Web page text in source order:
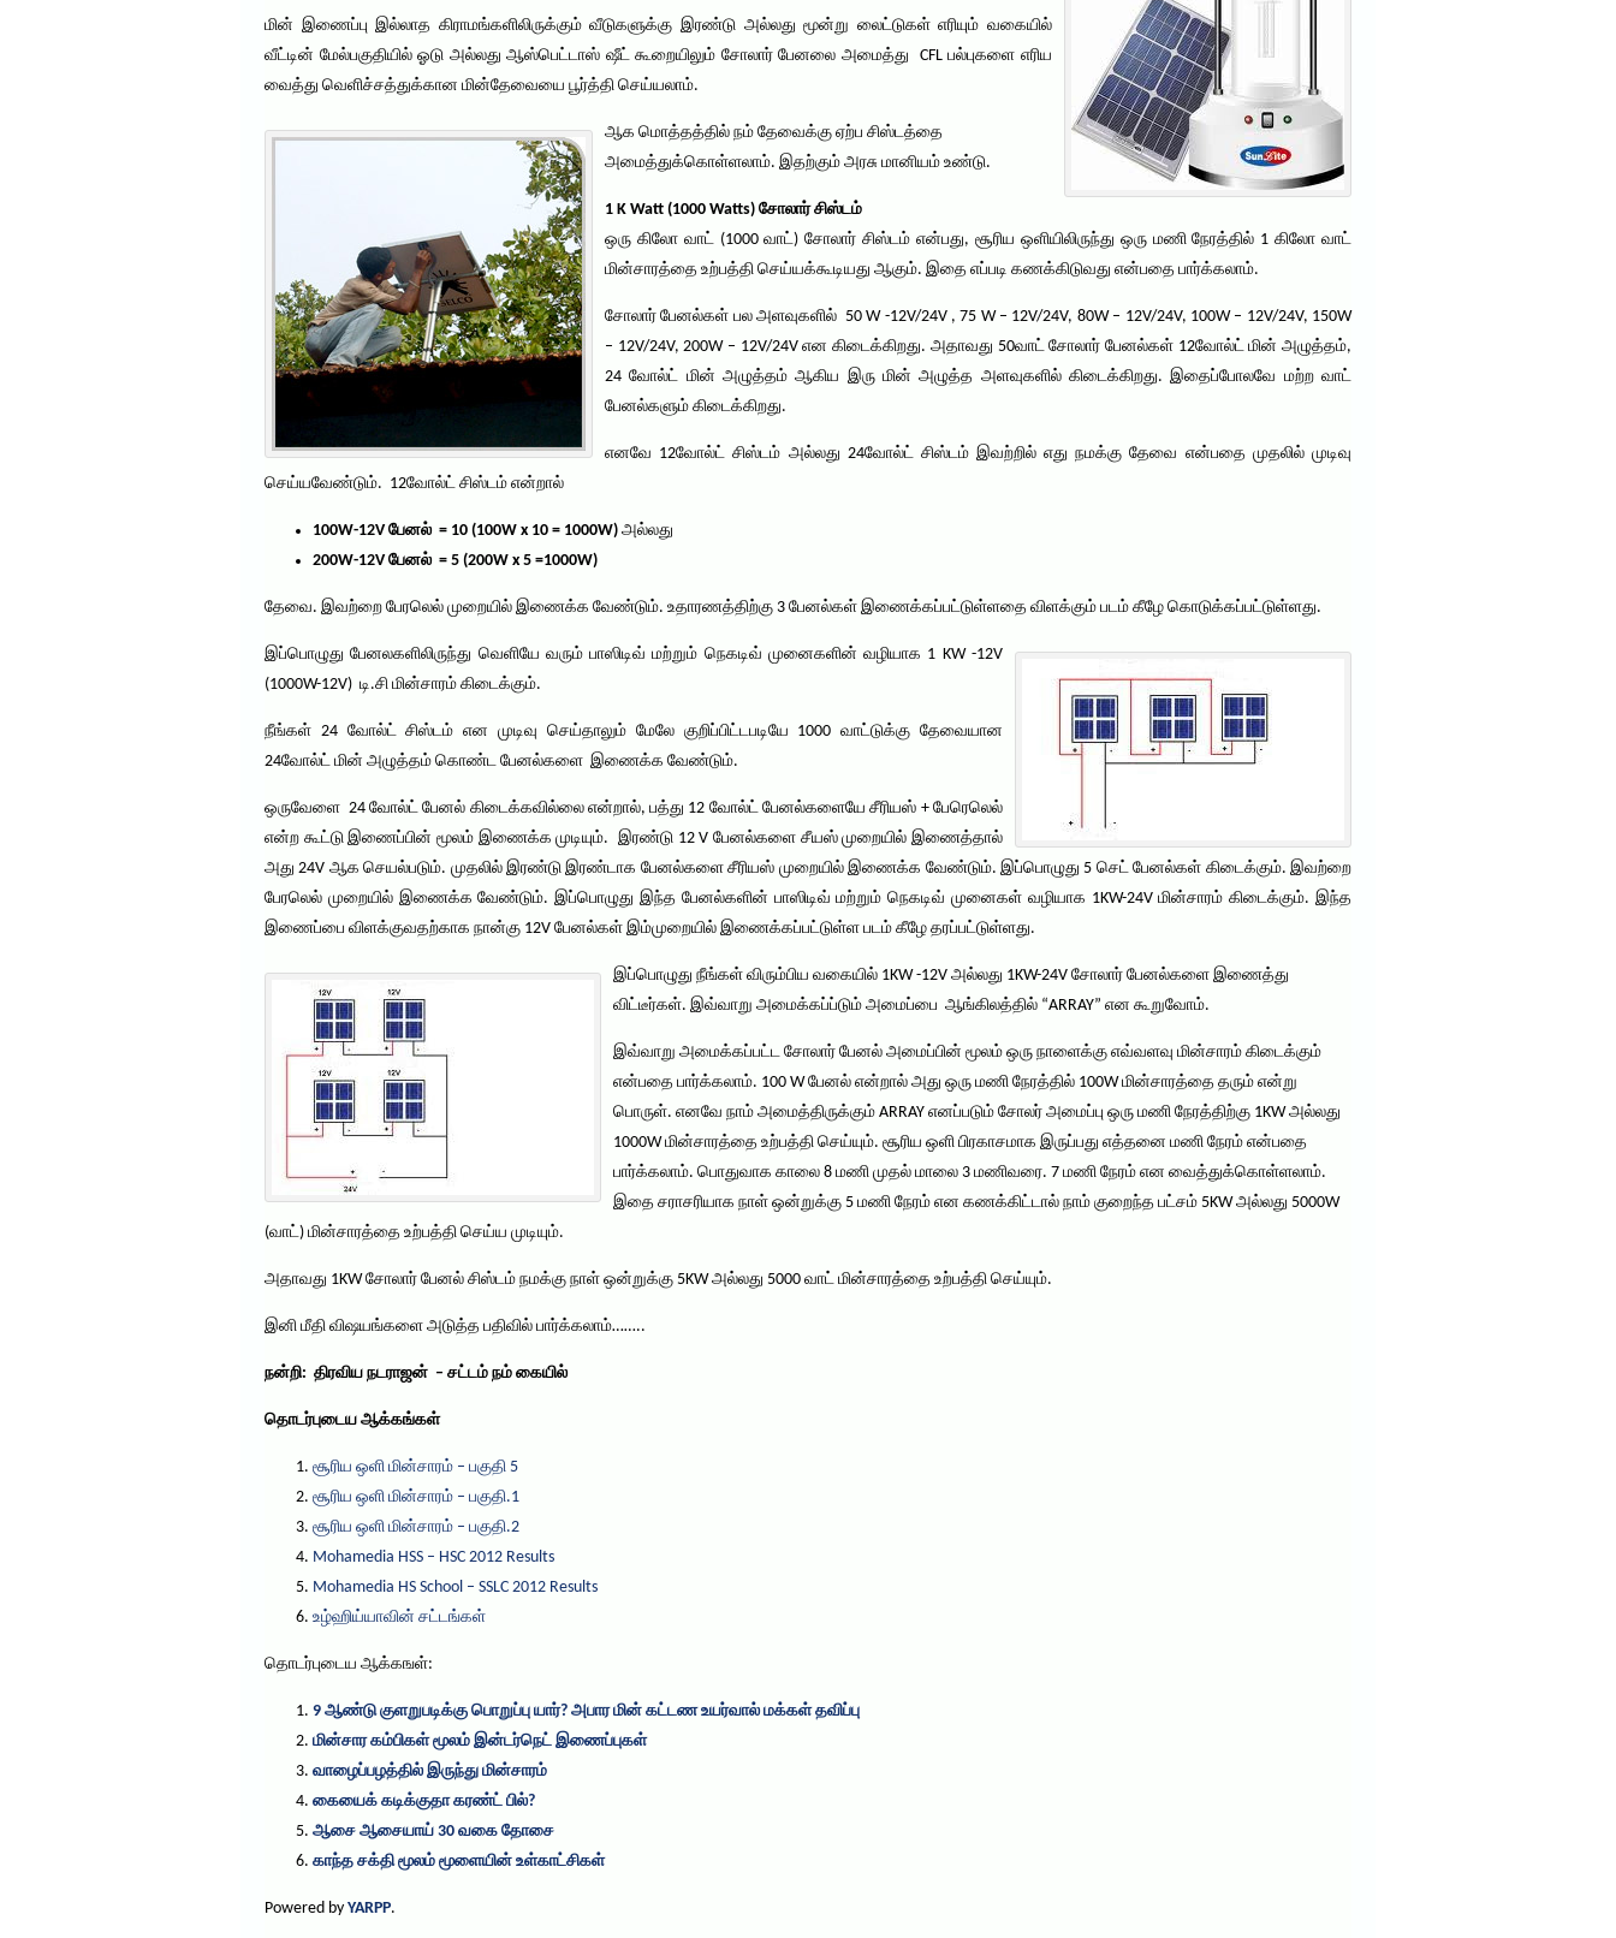
மின் இணைப்பு இல்லாத கிராமங்களிலிருக்கும் வீடுகளுக்கு இரண்டு அல்லது மூன்று லைட்டுகள் எரியும் வகையில்
வீட்டின் மேல்பகுதியில் ஓடு அல்லது ஆஸ்பெட்டாஸ் ஷீட் கூறையிலும் சோலார் பேனலை அமைத்து CFL பல்புகளை எரிய
வைத்து வெளிச்சத்துக்கான மின்தேவையை பூர்த்தி செய்யலாம்.
ஆக மொத்தத்தில் நம் தேவைக்கு ஏற்ப சிஸ்டத்தை
அமைத்துக்கொள்ளலாம். இதற்கும் அரசு மானியம் உண்டு.
1 K Watt (1000 Watts) சோலார் சிஸ்டம்
ஒரு கிலோ வாட் (1000 வாட்) சோலார் சிஸ்டம் என்பது, சூரிய ஒளியிலிருந்து ஒரு மணி நேரத்தில் 1 கிலோ வாட்
மின்சாரத்தை உற்பத்தி செய்யக்கூடியது ஆகும். இதை எப்படி கணக்கிடுவது என்பதை பார்க்கலாம்.
சோலார் பேனல்கள் பல அளவுகளில் 50 W -12V/24V , 75 W – 12V/24V, 80W – 12V/24V, 100W – 12V/24V, 150W
– 12V/24V, 200W – 12V/24V என கிடைக்கிறது. அதாவது 50வாட் சோலார் பேனல்கள் 12வோல்ட் மின் அழுத்தம்,
24 வோல்ட் மின் அழுத்தம் ஆகிய இரு மின் அழுத்த அளவுகளில் கிடைக்கிறது. இதைப்போலவே மற்ற வாட்
பேனல்களும் கிடைக்கிறது.
எனவே 12வோல்ட் சிஸ்டம் அல்லது 24வோல்ட் சிஸ்டம் இவற்றில் எது நமக்கு தேவை என்பதை முதலில் முடிவு
செய்யவேண்டும். 12வோல்ட் சிஸ்டம் என்றால்
100W-12V பேனல் = 10 (100W x 10 = 1000W) அல்லது
200W-12V பேனல் = 5 (200W x 5 =1000W)
தேவை. இவற்றை பேரலெல் முறையில் இணைக்க வேண்டும். உதாரணத்திற்கு 3 பேனல்கள் இணைக்கப்பட்டுள்ளதை விளக்கும் படம் கீழே கொடுக்கப்பட்டுள்ளது.
இப்பொழுது பேனலகளிலிருந்து வெளியே வரும் பாஸிடிவ் மற்றும் நெகடிவ் முனைகளின் வழியாக 1 KW -12V
(1000W-12V) டி.சி மின்சாரம் கிடைக்கும்.
நீங்கள் 24 வோல்ட் சிஸ்டம் என முடிவு செய்தாலும் மேலே குறிப்பிட்டபடியே 1000 வாட்டுக்கு தேவையான
24வோல்ட் மின் அழுத்தம் கொண்ட பேனல்களை இணைக்க வேண்டும்.
ஒருவேளை 24 வோல்ட் பேனல் கிடைக்கவில்லை என்றால், பத்து 12 வோல்ட் பேனல்களையே சீரியஸ் + பேரெலெல்
என்ற கூட்டு இணைப்பின் மூலம் இணைக்க முடியும். இரண்டு 12 V பேனல்களை சீயஸ் முறையில் இணைத்தால்
அது 24V ஆக செயல்படும். முதலில் இரண்டு இரண்டாக பேனல்களை சீரியஸ் முறையில் இணைக்க வேண்டும். இப்பொழுது 5 செட் பேனல்கள் கிடைக்கும். இவற்றை
பேரலெல் முறையில் இணைக்க வேண்டும். இப்பொழுது இந்த பேனல்களின் பாஸிடிவ் மற்றும் நெகடிவ் முனைகள் வழியாக 1KW-24V மின்சாரம் கிடைக்கும். இந்த
இணைப்பை விளக்குவதற்காக நான்கு 12V பேனல்கள் இம்முறையில் இணைக்கப்பட்டுள்ள படம் கீழே தரப்பட்டுள்ளது.
இப்பொழுது நீங்கள் விரும்பிய வகையில் 1KW -12V அல்லது 1KW-24V சோலார் பேனல்களை இணைத்து
விட்டீர்கள். இவ்வாறு அமைக்கப்ப்டும் அமைப்பை ஆங்கிலத்தில் “ARRAY” என கூறுவோம்.
இவ்வாறு அமைக்கப்பட்ட சோலார் பேனல் அமைப்பின் மூலம் ஒரு நாளைக்கு எவ்வளவு மின்சாரம் கிடைக்கும்
என்பதை பார்க்கலாம். 100 W பேனல் என்றால் அது ஒரு மணி நேரத்தில் 100W மின்சாரத்தை தரும் என்று
பொருள். எனவே நாம் அமைத்திருக்கும் ARRAY எனப்படும் சோலர் அமைப்பு ஒரு மணி நேரத்திற்கு 1KW அல்லது
1000W மின்சாரத்தை உற்பத்தி செய்யும். சூரிய ஒளி பிரகாசமாக இருப்பது எத்தனை மணி நேரம் என்பதை
பார்க்கலாம். பொதுவாக காலை 8 மணி முதல் மாலை 3 மணிவரை. 7 மணி நேரம் என வைத்துக்கொள்ளலாம்.
இதை சராசரியாக நாள் ஒன்றுக்கு 5 மணி நேரம் என கணக்கிட்டால் நாம் குறைந்த பட்சம் 5KW அல்லது 5000W
(வாட்) மின்சாரத்தை உற்பத்தி செய்ய முடியும்.
அதாவது 1KW சோலார் பேனல் சிஸ்டம் நமக்கு நாள் ஒன்றுக்கு 5KW அல்லது 5000 வாட் மின்சாரத்தை உற்பத்தி செய்யும்.
இனி மீதி விஷயங்களை அடுத்த பதிவில் பார்க்கலாம்……..
நன்றி: திரவிய நடராஜன் – சட்டம் நம் கையில்
தொடர்புடைய ஆக்கங்கள்
சூரிய ஒளி மின்சாரம் – பகுதி 5
சூரிய ஒளி மின்சாரம் – பகுதி.1
சூரிய ஒளி மின்சாரம் – பகுதி.2
Mohamedia HSS – HSC 2012 Results
Mohamedia HS School – SSLC 2012 Results
உழ்ஹிய்யாவின் சட்டங்கள்
தொடர்புடைய ஆக்கஙள்:
9 ஆண்டு குளறுபடிக்கு பொறுப்பு யார்? அபார மின் கட்டண உயர்வால் மக்கள் தவிப்பு
மின்சார கம்பிகள் மூலம் இன்டர்நெட் இணைப்புகள்
வாழைப்பழத்தில் இருந்து மின்சாரம்
கையைக் கடிக்குதா கரண்ட் பில்?
ஆசை ஆசையாய் 30 வகை தோசை
காந்த சக்தி மூலம் மூளையின் உள்காட்சிகள்
Powered by YARPP.